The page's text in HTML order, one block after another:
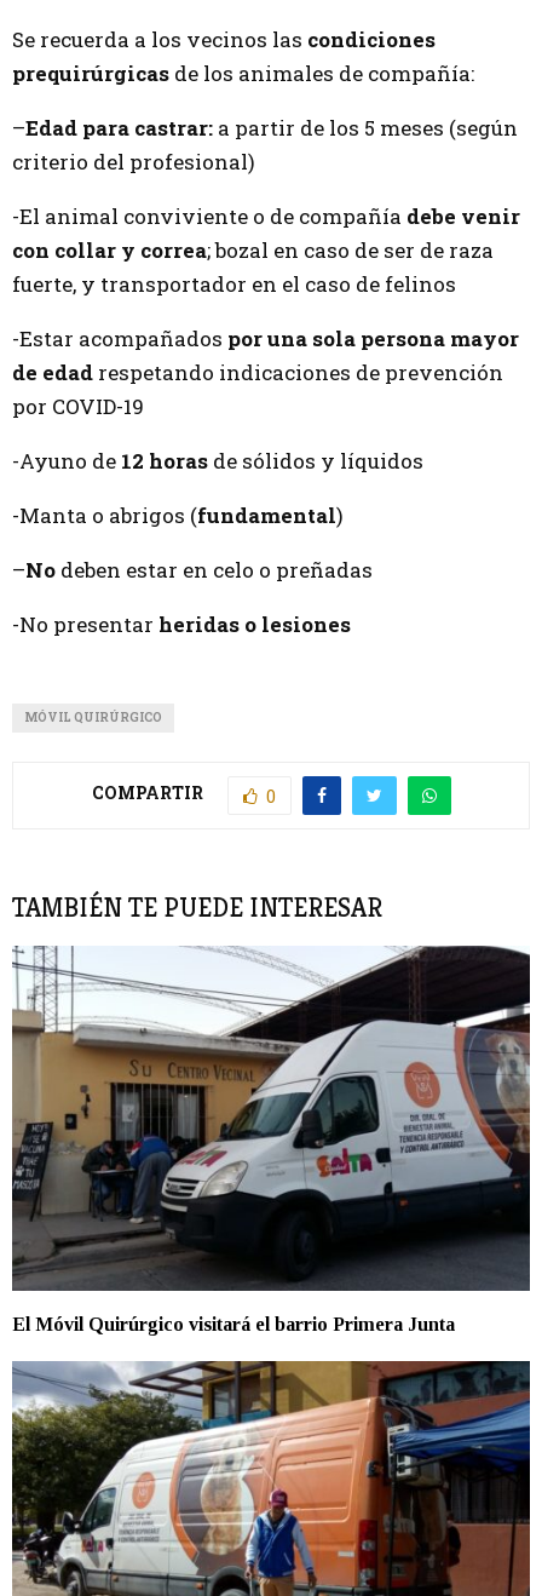
Se recuerda a los vecinos las condiciones
prequirúrgicas de los animales de compañía:
–Edad para castrar: a partir de los 5 meses (según
criterio del profesional)
-El animal conviviente o de compañía debe venir
con collar y correa; bozal en caso de ser de raza
fuerte, y transportador en el caso de felinos
-Estar acompañados por una sola persona mayor
de edad respetando indicaciones de prevención
por COVID-19
-Ayuno de 12 horas de sólidos y líquidos
-Manta o abrigos (fundamental)
–No deben estar en celo o preñadas
-No presentar heridas o lesiones
MÓVIL QUIRÚRGICO
COMPARTIR 0
TAMBIÉN TE PUEDE INTERESAR
El Móvil Quirúrgico visitará el barrio Primera Junta